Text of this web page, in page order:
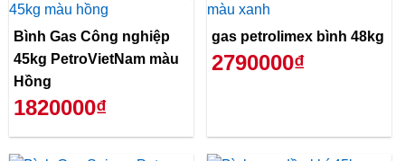
Bình Gas Công nghiệp
45kg PetroVietNam màu
Hồng
1820000₫
gas petrolimex bình 48kg
2790000₫